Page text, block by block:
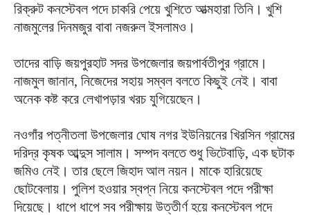
রিক্রুট কনস্টেবল পদে চাকরি পেয়ে খুশিতে আত্মহারা তিনি। খুশি
নাজমুলের দিনমজুর বাবা নজরুল ইসলামও।
তাদের বাড়ি জয়পুরহাট সদর উপজেলার জয়পার্বতীপুর গ্রামে।
নাজমুল জানান, নিজেদের সহায় সম্বল বলতে কিছুই নেই। বাবা
অনেক কষ্ট করে লেখাপড়ার খরচ যুগিয়েছেন।
নওগাঁর পত্নীতলা উপজেলার ঘোষ নগর ইউনিয়নের খিরসিন গ্রামের
দরিদ্র কৃষক আব্দুস সালাম। সম্পদ বলতে শুধু ভিটেবাড়ি, এক ছটাক
জমিও নেই। তার ছেলে জিহাদ আল নয়ন। মাকে হারিয়েছে
ছোটবেলায়। পুলিশ হওয়ার স্বপ্ন নিয়ে কনস্টেবল পদে পরীক্ষা
দিয়েছে। ধাপে ধাপে সব পরীক্ষায় উত্তীর্ণ হয়ে কনস্টেবল পদে